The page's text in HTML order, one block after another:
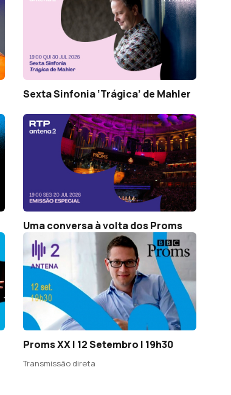
Sexta Sinfonia ‘Trágica’ de Mahler
Uma conversa à volta dos Proms
Proms XX | 12 Setembro | 19h30
Transmissão direta